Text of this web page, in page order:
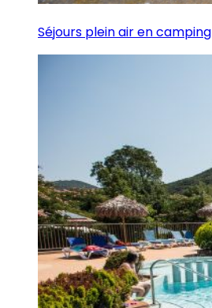
Séjours plein air en camping